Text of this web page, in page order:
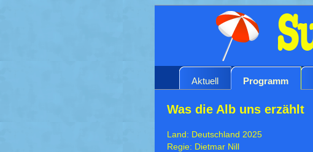
Aktuell Programm
Was die Alb uns erzählt
Land: Deutschland 2025
Regie: Dietmar Nill